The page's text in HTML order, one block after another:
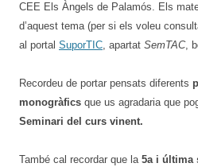
CEE Els Àngels de Palamós. Els
d’aquest tema (per si els voleu
al portal SuporTIC, apartat SemTAC,
Recordeu de portar pensats diferents
monogràfics que us agradaria que
Seminari del curs vinent.
També cal recordar que la 5a i última